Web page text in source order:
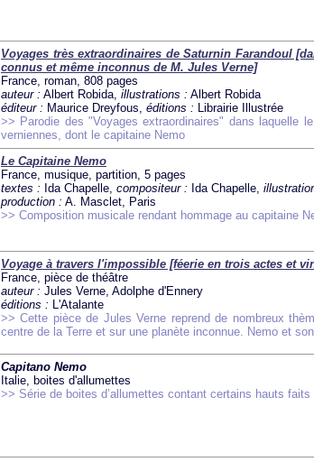
Voyages très extraordinaires de Saturnin Farandoul
connus et même inconnus de M. Jules Verne]
France, roman, 808 pages
auteur : Albert Robida, illustrations : Albert Robida
éditeur : Maurice Dreyfous, éditions : Librairie Illustrée
>> Parodie des "Voyages extraordinaires" dans laquelle
verniennes, dont le capitaine Nemo
Le Capitaine Nemo
France, musique, partition, 5 pages
textes : Ida Chapelle, compositeur : Ida Chapelle,
production : A. Masclet, Paris
>> Composition musicale rendant hommage au capitaine
Voyage à travers l'impossible [féerie en trois actes et
France, pièce de théâtre
auteur : Jules Verne, Adolphe d'Ennery
éditions : L'Atalante
>> Cette pièce de Jules Verne reprend de nombreux
centre de la Terre et sur une planète inconnue. Nemo et
Capitano Nemo
Italie, boites d'allumettes
>> Série de boites d’allumettes contant certains hauts faits